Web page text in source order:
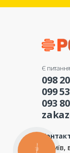
Є
098
099
093
м.
КНОПКА